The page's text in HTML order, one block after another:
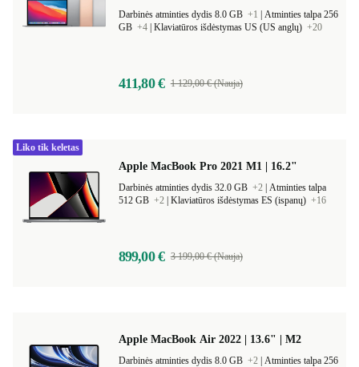
Darbinės atminties dydis 8.0 GB +1
Atminties talpa 256
GB +4 Klaviatūros išdėstymas US (US anglų) +20
411,80 € 1 129,00 € (Nauja)
Apple MacBook Pro 2021 M1 | 16.2"
Darbinės atminties dydis 32.0 GB +2 Atminties talpa
512 GB +2 Klaviatūros išdėstymas ES (ispanų) +16
899,00 € 3 199,00 € (Nauja)
Liko tik keletas
Apple MacBook Air 2022 | 13.6" | M2
Darbinės atminties dydis 8.0 GB +2 Atminties talpa 256